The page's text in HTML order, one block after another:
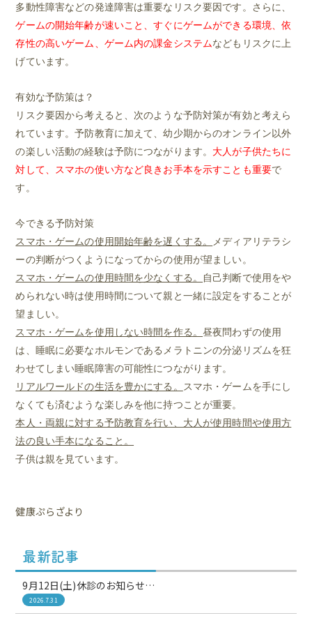
多動性障害などの発達障害は重要なリスク要因です。さらに、
ゲームの開始年齢が速いこと、すぐにゲームができる環境、依
存性の高いゲーム、ゲーム内の課金システムなどもリスクに上
げています。
有効な予防策は？
リスク要因から考えると、次のような予防対策が有効と考えら
れています。予防教育に加えて、幼少期からのオンライン以外
の楽しい活動の経験は予防につながります。 大人が子供たちに
対して、スマホの使い方など良きお手本を示すことも重要で
す。
今できる予防対策
スマホ・ゲームの使用開始年齢を遅くする。
メディアリテラシ
ーの判断がつくようになってからの使用が望ましい。
スマホ・ゲームの使用時間を少なくする。
自己判断で使用をや
められない時は使用時間について親と一緒に設定をすることが
望ましい。
スマホ・ゲームを使用しない時間を作る。昼夜問わずの使用
は、睡眠に必要なホルモンであるメラトニンの分泌リズムを狂
わせてしまい睡眠障害の可能性につながります。
リアルワールドの生活を豊かにする。
スマホ・ゲームを手にし
なくても済むような楽しみを他に持つことが重要。
本人・両親に対する予防教育を行い、大人が使用時間や使用方
法の良い手本になること。
子供は親を見ています。
健康ぷらざより
最新記事
9月12日(土)休診のお知らせ…
2026.7.31